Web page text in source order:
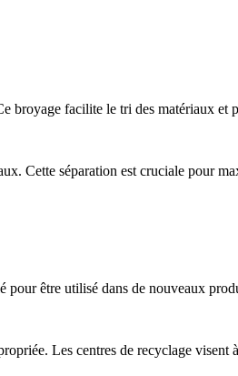
broyage facilite le tri des matériaux et
Cette séparation est cruciale pour
pour être utilisé dans de nouveaux
Les centres de recyclage visent